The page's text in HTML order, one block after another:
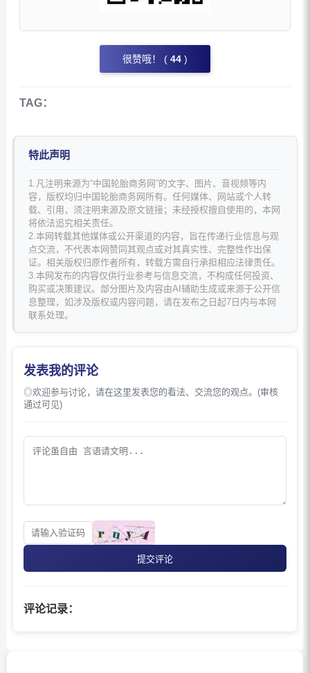
很赞哦！ ( 44 )
TAG：
特此声明
1.凡注明来源为“中国轮胎商务网”的文字、图片、音视频等内
容，版权均归中国轮胎商务网所有。任何媒体、网站或个人转
载、引用，须注明来源及原文链接；未经授权擅自使用的，本网
将依法追究相关责任。
2.本网转载其他媒体或公开渠道的内容，旨在传递行业信息与观
点交流，不代表本网赞同其观点或对其真实性、完整性作出保
证。相关版权归原作者所有，转载方需自行承担相应法律责任。
3.本网发布的内容仅供行业参考与信息交流，不构成任何投资、
购买或决策建议。部分图片及内容由AI辅助生成或来源于公开信
息整理，如涉及版权或内容问题，请在发布之日起7日内与本网
联系处理。
发表我的评论
◎欢迎参与讨论，请在这里发表您的看法、交流您的观点。(审核
通过可见)
提交评论
评论记录：